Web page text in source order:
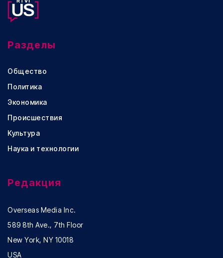
Разделы
Общество
Политика
Экономика
Происшествия
Культура
Наука и технологии
Редакция
Overseas Media Inc.
589 8th Ave., 7th Floor
New York, NY 10018
USA